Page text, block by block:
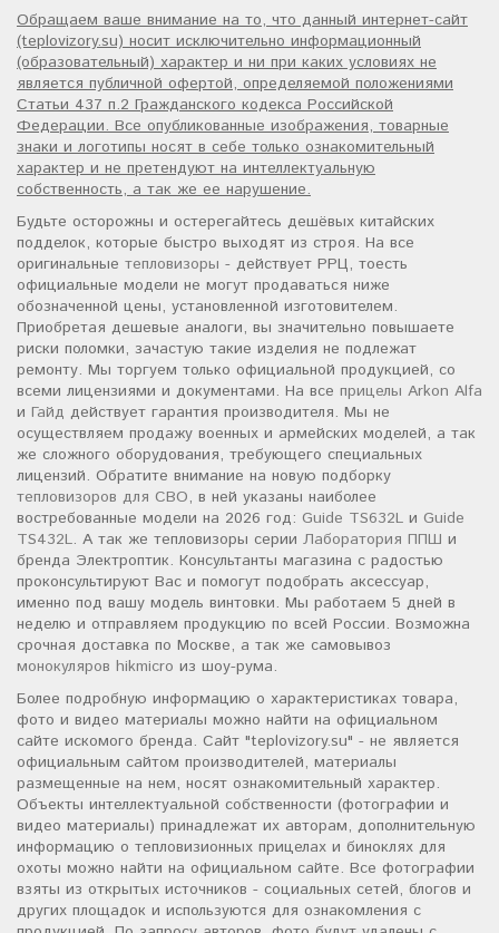
Обращаем ваше внимание на то, что данный интернет-сайт
(teplovizory.su) носит исключительно информационный
(образовательный) характер и ни при каких условиях не
является публичной офертой, определяемой положениями
Статьи 437 п.2 Гражданского кодекса Российской
Федерации. Все опубликованные изображения, товарные
знаки и логотипы носят в себе только ознакомительный
характер и не претендуют на интеллектуальную
собственность, а так же ее нарушение.
Будьте осторожны и остерегайтесь дешёвых китайских
подделок, которые быстро выходят из строя. На все
оригинальные тепловизоры - действует РРЦ, тоесть
официальные модели не могут продаваться ниже
обозначенной цены, установленной изготовителем.
Приобретая дешевые аналоги, вы значительно повышаете
риски поломки, зачастую такие изделия не подлежат
ремонту. Мы торгуем только официальной продукцией, со
всеми лицензиями и документами. На все прицелы Arkon Alfa
и Гайд действует гарантия производителя. Мы не
осуществляем продажу военных и армейских моделей, а так
же сложного оборудования, требующего специальных
лицензий. Обратите внимание на новую подборку
тепловизоров для СВО, в ней указаны наиболее
востребованные модели на 2026 год: Guide TS632L и Guide
TS432L. А так же тепловизоры серии Лаборатория ППШ и
бренда Электроптик. Консультанты магазина с радостью
проконсультируют Вас и помогут подобрать аксессуар,
именно под вашу модель винтовки. Мы работаем 5 дней в
неделю и отправляем продукцию по всей России. Возможна
срочная доставка по Москве, а так же самовывоз
монокуляров hikmicro из шоу-рума.
Более подробную информацию о характеристиках товара,
фото и видео материалы можно найти на официальном
сайте искомого бренда. Сайт "teplovizory.su" - не является
официальным сайтом производителей, материалы
размещенные на нем, носят ознакомительный характер.
Объекты интеллектуальной собственности (фотографии и
видео материалы) принадлежат их авторам, дополнительную
информацию о тепловизионных прицелах и биноклях для
охоты можно найти на официальном сайте. Все фотографии
взяты из открытых источников - социальных сетей, блогов и
других площадок и используются для ознакомления с